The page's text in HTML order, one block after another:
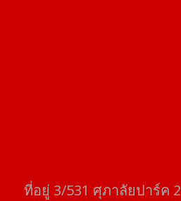
ที่อยู่​ 3/531​ ศุภาลัยปาร์ค​ 2